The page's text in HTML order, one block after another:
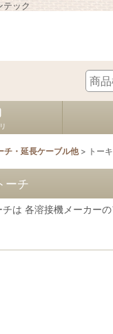
テック
チ・延長ケーブル他 > トー
ーチ
チは 各溶接機メーカ